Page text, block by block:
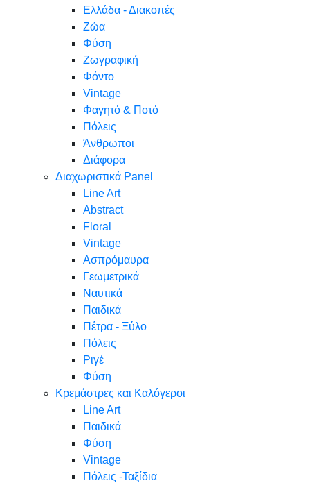
Ελλάδα - Διακοπές
Ζώα
Φύση
Ζωγραφική
Φόντο
Vintage
Φαγητό & Ποτό
Πόλεις
Άνθρωποι
Διάφορα
Διαχωριστικά Panel
Line Art
Abstract
Floral
Vintage
Ασπρόμαυρα
Γεωμετρικά
Ναυτικά
Παιδικά
Πέτρα - Ξύλο
Πόλεις
Ριγέ
Φύση
Κρεμάστρες και Καλόγεροι
Line Art
Παιδικά
Φύση
Vintage
Πόλεις -Ταξίδια